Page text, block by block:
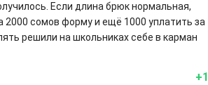
Если длина брюк нормальная,
2000 сомов форму и ещё 1000 уплатить за
решили на школьниках себе в карман
+1